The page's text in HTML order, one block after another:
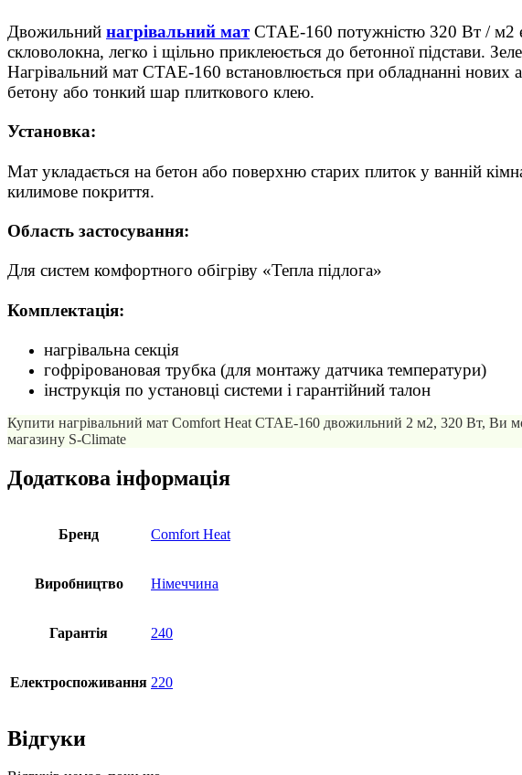
Двожильний нагрівальний матCTAE-160 потужністю 320 Вт / м2
скловолокна, легко і щільно приклеюється до бетонної підстави.
Нагрівальний мат CTAE-160 встановлюється при обладнанні
бетону або тонкий шар плиткового клею.
Установка:
Мат укладається на бетон або поверхню старих плиток у ванній
килимове покриття.
Область застосування:
Для систем комфортного обігріву «Тепла підлога»
Комплектація:
нагрівальна секція
гофріровановая трубка (для монтажу датчика температури)
інструкція по установці системи і гарантійний талон
Купити нагрівальний мат Comfort Heat CTAE-160 двожильний 2 м2, 320 Вт, Ви
магазину S-Climate
Додаткова інформація
Бренд Comfort Heat
Виробництво Німеччина
Гарантія 240
Електроспоживання 220
Відгуки